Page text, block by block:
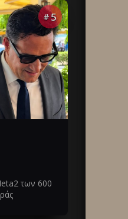
#5
των 600